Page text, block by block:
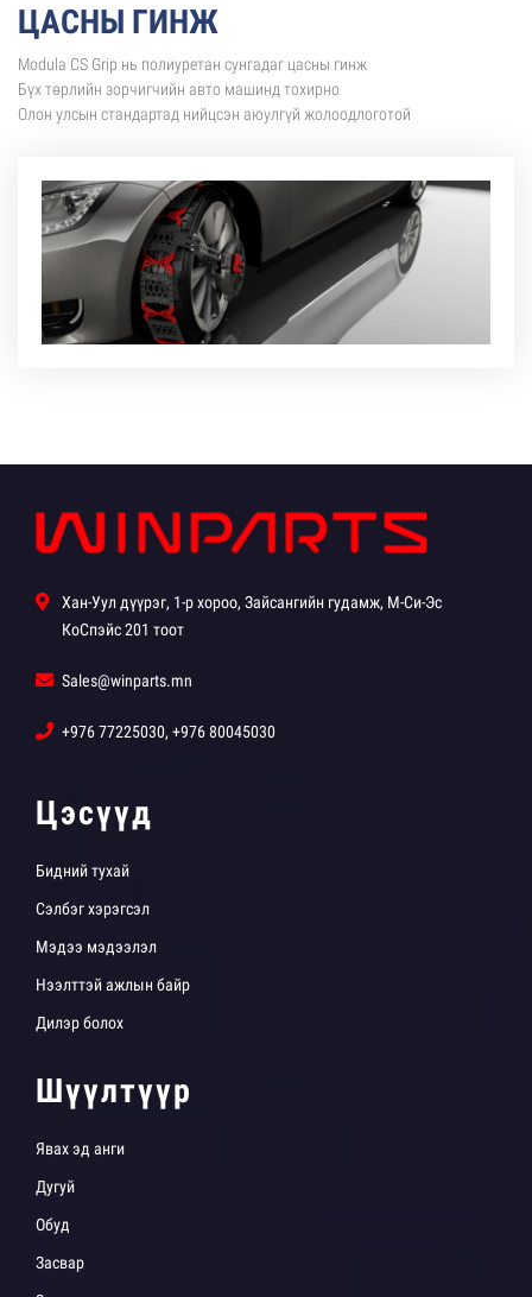
ЦАСНЫ ГИНЖ
Modula CS Grip нь полиуретан сунгадаг цасны гинж
Бүх төрлийн зорчигчийн авто машинд тохирно
Олон улсын стандартад нийцсэн аюулгүй жолоодлоготой
Хан-Уул дүүрэг, 1-р хороо, Зайсангийн гудамж, М-Си-Эс
КоСпэйс 201 тоот
Sales@winparts.mn
+976 77225030, +976 80045030
Цэсүүд
Бидний тухай
Сэлбэг хэрэгсэл
Мэдээ мэдээлэл
Нээлттэй ажлын байр
Дилэр болох
Шүүлтүүр
Явах эд анги
Дугуй
Обуд
Засвар